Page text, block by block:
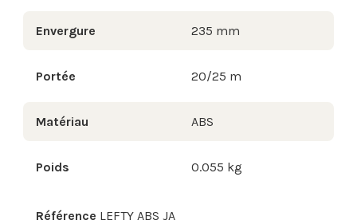
Envergure 235 mm
Portée 20/25 m
Matériau ABS
Poids 0.055 kg
Référence LEFTY ABS JA